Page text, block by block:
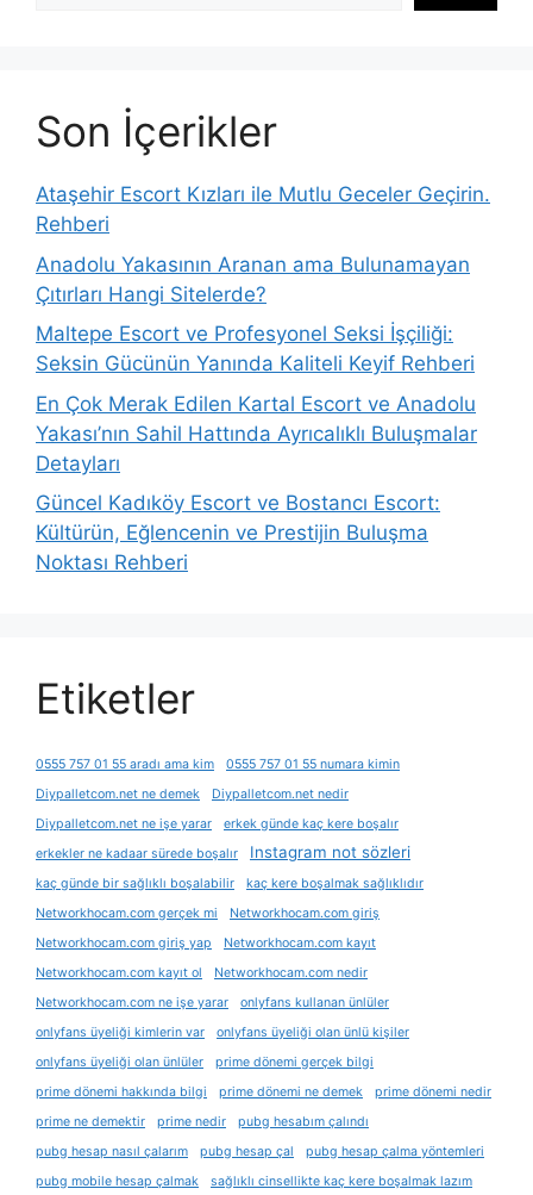
Son İçerikler
Ataşehir Escort Kızları ile Mutlu Geceler Geçirin.
Rehberi
Anadolu Yakasının Aranan ama Bulunamayan
Çıtırları Hangi Sitelerde?
Maltepe Escort ve Profesyonel Seksi İşçiliği:
Seksin Gücünün Yanında Kaliteli Keyif Rehberi
En Çok Merak Edilen Kartal Escort ve Anadolu
Yakası’nın Sahil Hattında Ayrıcalıklı Buluşmalar
Detayları
Güncel Kadıköy Escort ve Bostancı Escort:
Kültürün, Eğlencenin ve Prestijin Buluşma
Noktası Rehberi
Etiketler
0555 757 01 55 aradı ama kim
0555 757 01 55 numara kimin
Diypalletcom.net ne demek
Diypalletcom.net nedir
Diypalletcom.net ne işe yarar
erkek günde kaç kere boşalır
erkekler ne kadaar sürede boşalır
Instagram not sözleri
kaç günde bir sağlıklı boşalabilir
kaç kere boşalmak sağlıklıdır
Networkhocam.com gerçek mi
Networkhocam.com giriş
Networkhocam.com giriş yap
Networkhocam.com kayıt
Networkhocam.com kayıt ol
Networkhocam.com nedir
Networkhocam.com ne işe yarar
onlyfans kullanan ünlüler
onlyfans üyeliği kimlerin var
onlyfans üyeliği olan ünlü kişiler
onlyfans üyeliği olan ünlüler
prime dönemi gerçek bilgi
prime dönemi hakkında bilgi
prime dönemi ne demek
prime dönemi nedir
prime ne demektir
prime nedir
pubg hesabım çalındı
pubg hesap nasıl çalarım
pubg hesap çal
pubg hesap çalma yöntemleri
pubg mobile hesap çalmak
sağlıklı cinsellikte kaç kere boşalmak lazım